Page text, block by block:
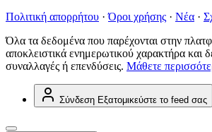
Πολιτική απορρήτου · Όροι χρήσης · Νέα ·
Όλα τα δεδομένα που παρέχονται στην
αποκλειστικά ενημερωτικού χαρακτήρα και
συναλλαγές ή επενδύσεις. Μάθετε
Σύνδεση Εξατομικεύστε το feed σας